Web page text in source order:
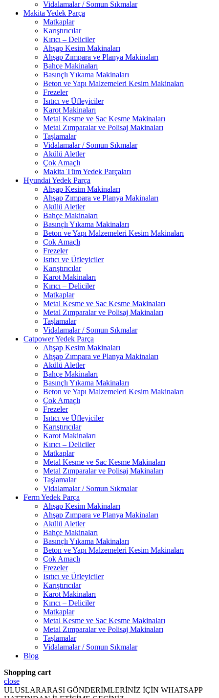
Vidalamalar / Somun Sıkmalar
Makita Yedek Parça
Matkaplar
Karıştırıcılar
Kırıcı – Deliciler
Ahşap Kesim Makinaları
Ahşap Zımpara ve Planya Makinaları
Bahçe Makinaları
Basınçlı Yıkama Makinaları
Beton ve Yapı Malzemeleri Kesim Makinaları
Frezeler
Isıtıcı ve Üfleyiciler
Karot Makinaları
Metal Kesme ve Sac Kesme Makinaları
Metal Zımparalar ve Polisaj Makinaları
Taşlamalar
Vidalamalar / Somun Sıkmalar
Akülü Aletler
Çok Amaçlı
Makita Tüm Yedek Parçaları
Hyundai Yedek Parça
Ahşap Kesim Makinaları
Ahşap Zımpara ve Planya Makinaları
Akülü Aletler
Bahçe Makinaları
Basınçlı Yıkama Makinaları
Beton ve Yapı Malzemeleri Kesim Makinaları
Çok Amaçlı
Frezeler
Isıtıcı ve Üfleyiciler
Karıştırıcılar
Karot Makinaları
Kırıcı – Deliciler
Matkaplar
Metal Kesme ve Sac Kesme Makinaları
Metal Zımparalar ve Polisaj Makinaları
Taşlamalar
Vidalamalar / Somun Sıkmalar
Catpower Yedek Parça
Ahşap Kesim Makinaları
Ahşap Zımpara ve Planya Makinaları
Akülü Aletler
Bahçe Makinaları
Basınçlı Yıkama Makinaları
Beton ve Yapı Malzemeleri Kesim Makinaları
Çok Amaçlı
Frezeler
Isıtıcı ve Üfleyiciler
Karıştırıcılar
Karot Makinaları
Kırıcı – Deliciler
Matkaplar
Metal Kesme ve Sac Kesme Makinaları
Metal Zımparalar ve Polisaj Makinaları
Taşlamalar
Vidalamalar / Somun Sıkmalar
Ferm Yedek Parça
Ahşap Kesim Makinaları
Ahşap Zımpara ve Planya Makinaları
Akülü Aletler
Bahçe Makinaları
Basınçlı Yıkama Makinaları
Beton ve Yapı Malzemeleri Kesim Makinaları
Çok Amaçlı
Frezeler
Isıtıcı ve Üfleyiciler
Karıştırıcılar
Karot Makinaları
Kırıcı – Deliciler
Matkaplar
Metal Kesme ve Sac Kesme Makinaları
Metal Zımparalar ve Polisaj Makinaları
Taşlamalar
Vidalamalar / Somun Sıkmalar
Blog
Shopping cart
close
ULUSLARARASI GÖNDERİMLERİNİZ İÇİN WHATSAPP